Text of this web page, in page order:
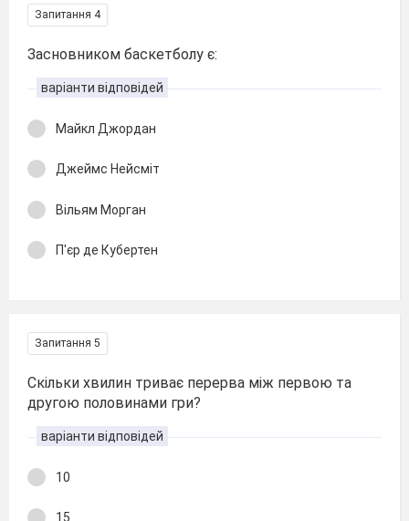
Запитання 4
Засновником баскетболу є:
варіанти відповідей
Майкл Джордан
Джеймс Нейсміт
Вільям Морган
П'єр де Кубертен
Запитання 5
Скільки хвилин триває перерва між первою та
другою половинами гри?
варіанти відповідей
10
15